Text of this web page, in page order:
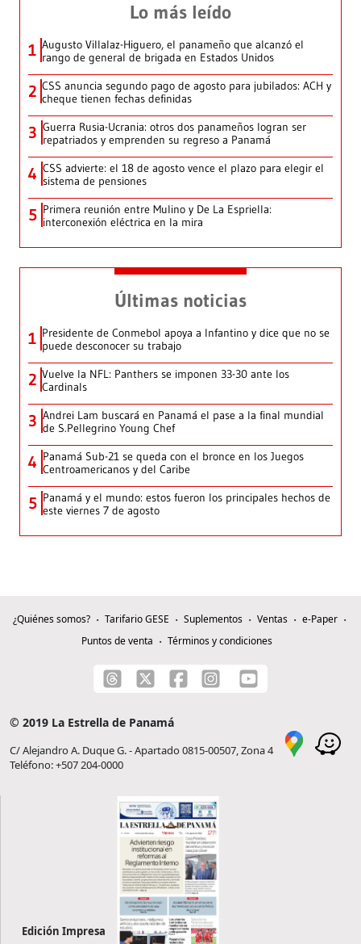
Lo más leído
1 Augusto Villalaz-Higuero, el panameño que alcanzó el
rango de general de brigada en Estados Unidos
2 CSS anuncia segundo pago de agosto para jubilados: ACH y
cheque tienen fechas definidas
3 Guerra Rusia-Ucrania: otros dos panameños logran ser
repatriados y emprenden su regreso a Panamá
4 CSS advierte: el 18 de agosto vence el plazo para elegir el
sistema de pensiones
5 Primera reunión entre Mulino y De La Espriella:
interconexión eléctrica en la mira
Últimas noticias
1 Presidente de Conmebol apoya a Infantino y dice que no se
puede desconocer su trabajo
2 Vuelve la NFL: Panthers se imponen 33-30 ante los
Cardinals
3 Andrei Lam buscará en Panamá el pase a la final mundial
de S.Pellegrino Young Chef
4 Panamá Sub-21 se queda con el bronce en los Juegos
Centroamericanos y del Caribe
5 Panamá y el mundo: estos fueron los principales hechos de
este viernes 7 de agosto
¿Quiénes somos? Tarifario GESE Suplementos Ventas
e-Paper
Puntos de venta
Términos y condiciones
© 2019 La Estrella de Panamá
C/ Alejandro A. Duque G. - Apartado 0815-00507, Zona 4
Teléfono: +507 204-0000
Edición Impresa